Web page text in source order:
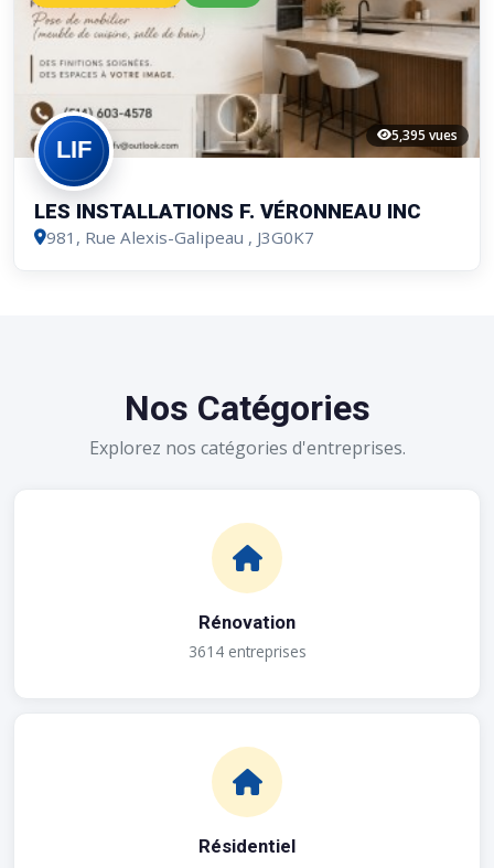
5,395 vues
LES INSTALLATIONS F. VÉRONNEAU INC
981, Rue Alexis-Galipeau , J3G0K7
Nos Catégories
Explorez nos catégories d'entreprises.
Rénovation
3614 entreprises
Résidentiel